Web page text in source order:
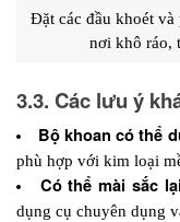
Đặt các đầu khoét
nơi khô ráo,
3.3. Các lưu ý
Bộ khoan có thể
phù hợp với kim loại
Có thể mài sắc
dụng cụ chuyên dụng